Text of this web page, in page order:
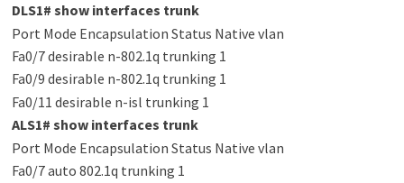
DLS1# show interfaces trunk
Port Mode Encapsulation Status Native vlan
Fa0/7 desirable n-802.1q trunking 1
Fa0/9 desirable n-802.1q trunking 1
Fa0/11 desirable n-isl trunking 1
ALS1# show interfaces trunk
Port Mode Encapsulation Status Native vlan
Fa0/7 auto 802.1q trunking 1